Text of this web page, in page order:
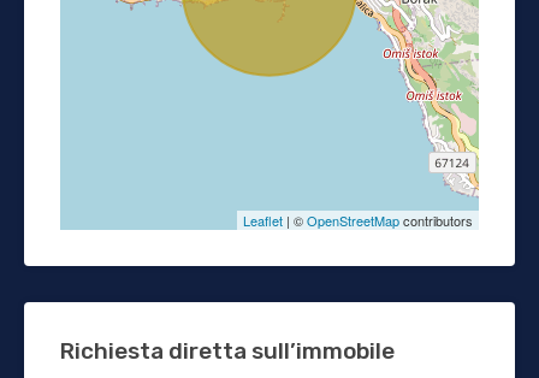
Leaflet | ©OpenStreetMapcontributors
Richiesta diretta sull’immobile